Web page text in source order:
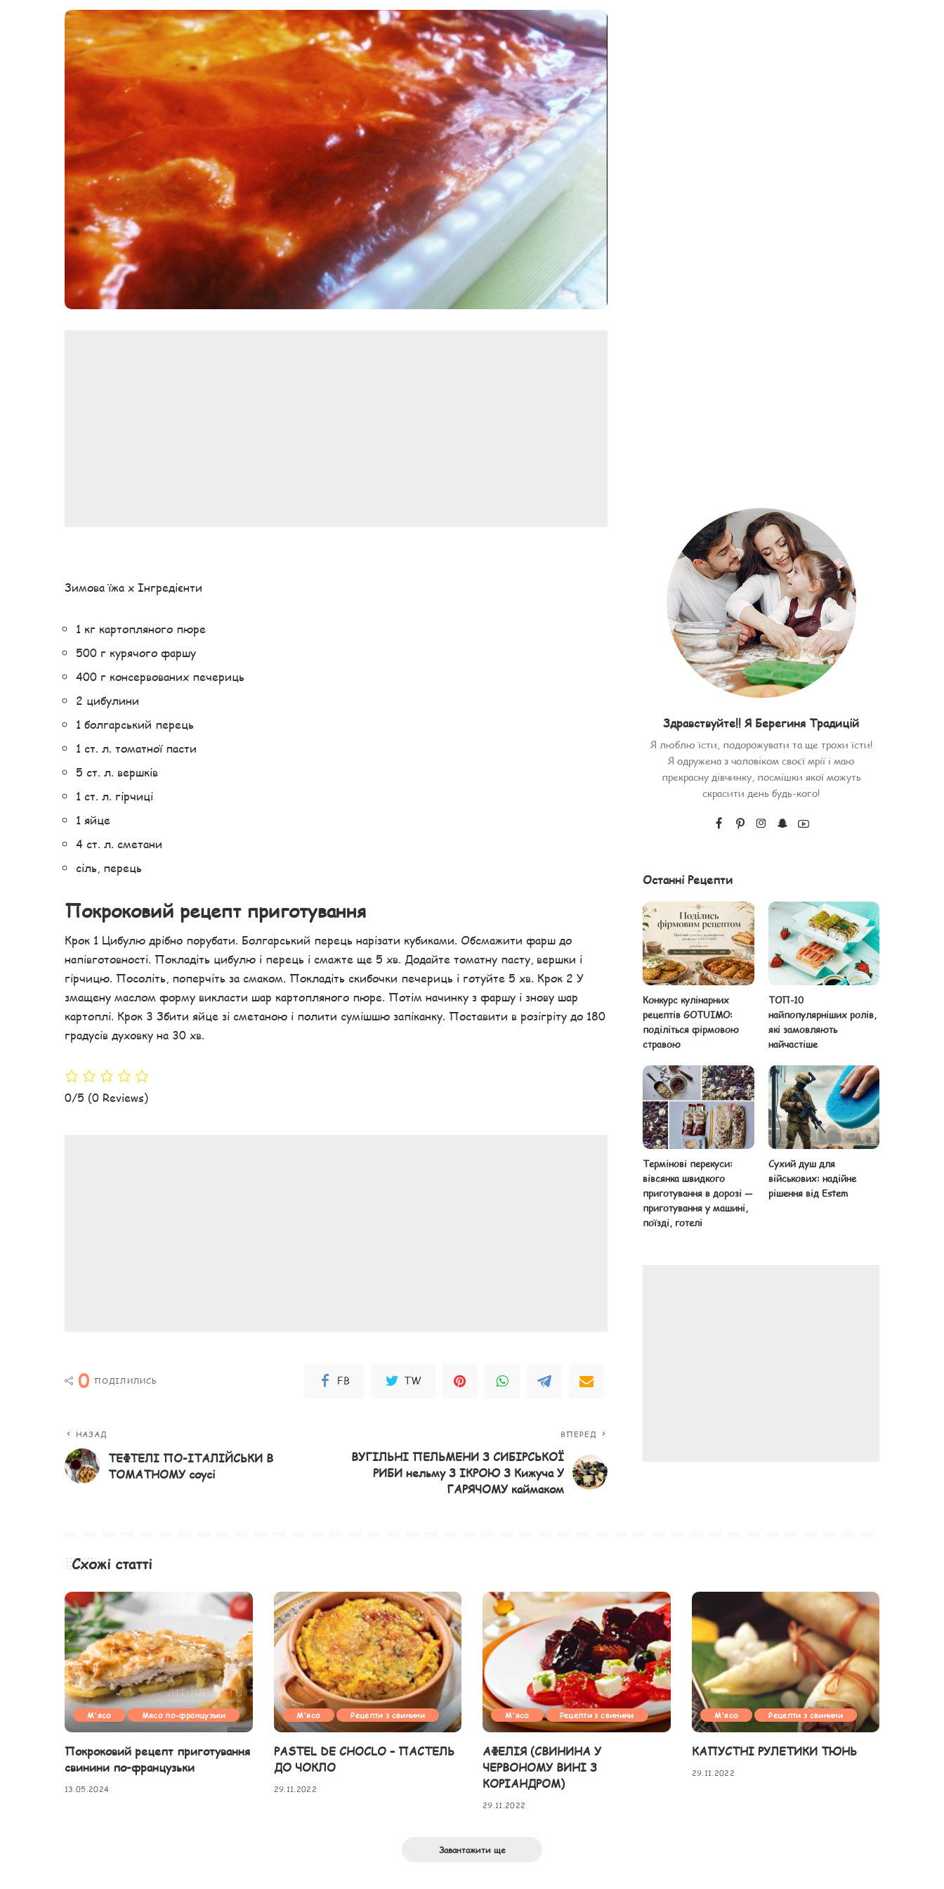
Мясо по-французьки
Шинка
Рецепти із фаршу
Зимова їжа x Інгредієнти
1 кг картопляного пюре
500 г курячого фаршу
400 г консервованих печериць
2 цибулини
1 болгарський перець
1 ст. л. томатної пасти
5 ст. л. вершків
1 ст. л. гірчиці
1 яйце
4 ст. л. сметани
сіль, перець
Покроковий рецепт приготування
Крок 1 Цибулю дрібно порубати. Болгарський перець нарізати кубиками. Обсмажити фарш до
напівготовності. Покладіть цибулю і перець і смажте ще 5 хв. Додайте томатну пасту, вершки і
гірчицю. Посоліть, поперчіть за смаком. Покладіть скибочки печериць і готуйте 5 хв. Крок 2 У
змащену маслом форму викласти шар картопляного пюре. Потім начинку з фаршу і знову шар
картоплі. Крок 3 Збити яйце зі сметаною і полити сумішшю запіканку. Поставити в розігріту до 180
градусів духовку на 30 хв.
0/5 (0 Reviews)
0 ПОДІЛИЛИСЬ FB TW
НАЗАД
ТЕФТЕЛІ ПО-ІТАЛІЙСЬКИ В
ТОМАТНОМУ соусі
ВПЕРЕД
ВУГІЛЬНІ ПЕЛЬМЕНИ З СИБІРСЬКОЇ
РИБИ нельму З ІКРОЮ З Кижуча У
ГАРЯЧОМУ каймаком
Здравствуйте!! Я Берегиня Традицій
Я люблю їсти, подорожувати та ще трохи їсти!
Я одружена з чоловіком своєї мрії і маю
прекрасну дівчинку, посмішки якої можуть
скрасити день будь-кого!
Останні Рецепти
Конкурс кулінарних
рецептів GOTUIMO:
поділіться фірмовою
стравою
ТОП-10
найпопулярніших ролів,
які замовляють
найчастіше
Термінові перекуси:
вівсянка швидкого
приготування в дорозі —
приготування у машині,
поїзді, готелі
Сухий душ для
військових: надійне
рішення від Estem
Схожі статті
М'ясо Мясо по-французьки
Покроковий рецепт приготування
свинини по-французьки
13.05.2024
М'ясо Рецепти з свинини
PASTEL DE CHOCLO – ПАСТЕЛЬ
ДО ЧОКЛО
29.11.2022
М'ясо Рецепти з свинини
АФЕЛІЯ (СВИНИНА У
ЧЕРВОНОМУ ВИНІ З
КОРІАНДРОМ)
29.11.2022
М'ясо Рецепти з свинини
КАПУСТНІ РУЛЕТИКИ ТЮНЬ
29.11.2022
Завантажити ще